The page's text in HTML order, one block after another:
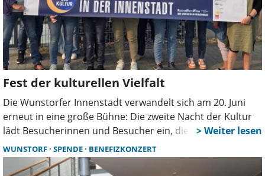
Fest der kulturellen Vielfalt
Die Wunstorfer Innenstadt verwandelt sich am 20. Juni
erneut in eine große Bühne: Die zweite Nacht der Kultur
lädt Besucherinnen und Besucher ein, die kulturelle
Vielfalt der Stadt an 21 verschiedenen Spielstätten zu
erleben – drinnen wie draußen.
WUNSTORF SPENDE BENEFIZKONZERT